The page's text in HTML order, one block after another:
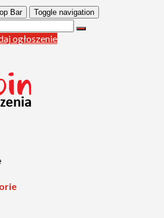
Bar Toggle navigation
ogłoszenie